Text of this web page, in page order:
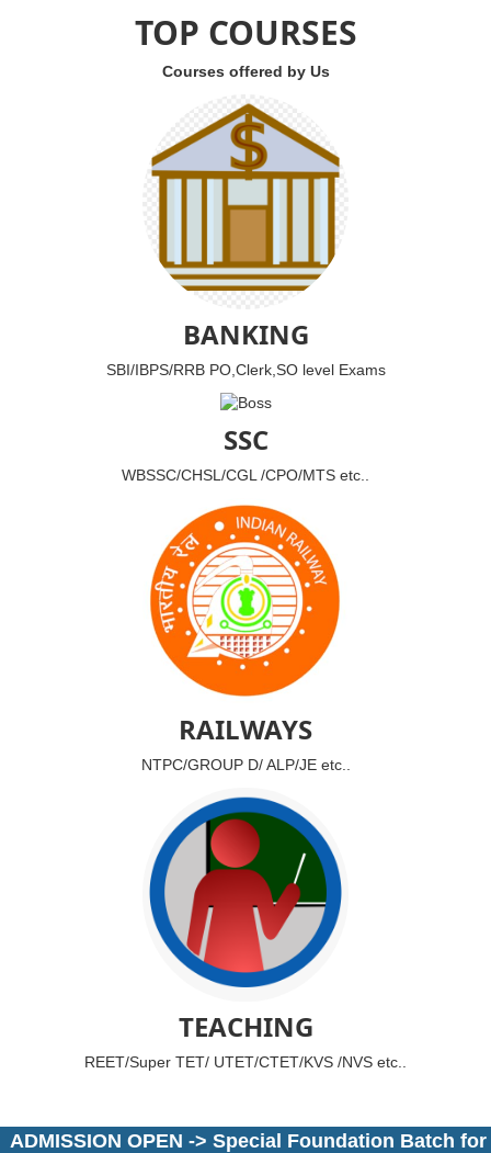
OPEN -> Special Foundation Batch for
TOP COURSES
Courses offered by Us
BANKING
SBI/IBPS/RRB PO,Clerk,SO level Exams
SSC
WBSSC/CHSL/CGL /CPO/MTS etc..
RAILWAYS
NTPC/GROUP D/ ALP/JE etc..
TEACHING
REET/Super TET/ UTET/CTET/KVS /NVS etc..